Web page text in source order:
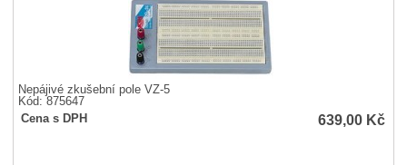
Nepájivé zkušební pole VZ-5
Kód: 875647
Cena s DPH
639,00 Kč